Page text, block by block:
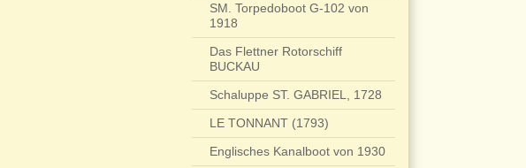
SM. Torpedoboot G-102 von
1918
Das Flettner Rotorschiff
BUCKAU
Schaluppe ST. GABRIEL, 1728
LE TONNANT (1793)
Englisches Kanalboot von 1930